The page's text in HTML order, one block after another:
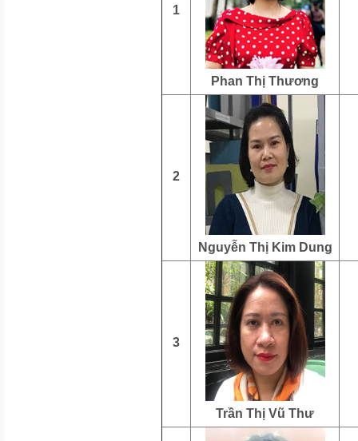
1
Phan Thị Thương
2
Nguyễn Thị Kim Dung
3
Trần Thị Vũ Thư